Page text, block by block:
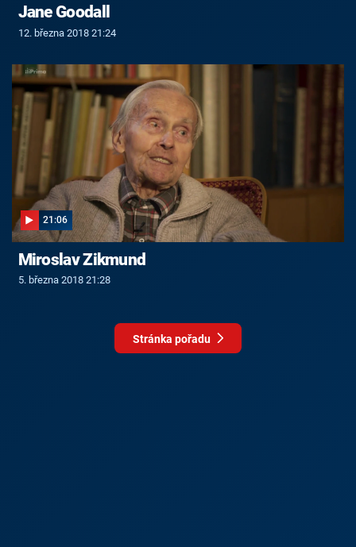
Jane Goodall
12. března 2018 21:24
21:06
Miroslav Zikmund
5. března 2018 21:28
Stránka pořadu